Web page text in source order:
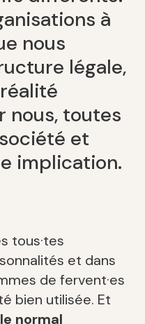
à
nous
légale,
nous, toutes
et
implication.
tous·tes
et dans
de fervent·es
bien utilisée. Et
normal